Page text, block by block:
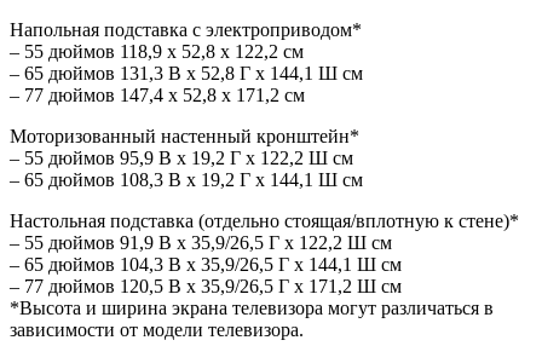
Напольная подставка с электроприводом*
– 55 дюймов 118,9 x 52,8 x 122,2 см
– 65 дюймов 131,3 В x 52,8 Г x 144,1 Ш см
– 77 дюймов 147,4 x 52,8 x 171,2 см
Моторизованный настенный кронштейн*
– 55 дюймов 95,9 В x 19,2 Г x 122,2 Ш см
– 65 дюймов 108,3 В x 19,2 Г x 144,1 Ш см
Настольная подставка (отдельно стоящая/вплотную к стене)*
– 55 дюймов 91,9 В x 35,9/26,5 Г x 122,2 Ш см
– 65 дюймов 104,3 В x 35,9/26,5 Г x 144,1 Ш см
– 77 дюймов 120,5 В x 35,9/26,5 Г x 171,2 Ш см
*Высота и ширина экрана телевизора могут различаться в
зависимости от модели телевизора.